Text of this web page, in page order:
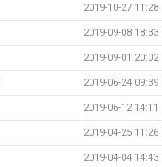
2019-10-27 11:28
2019-09-08 18:33
2019-09-01 20:02
2019-06-24 09:39
2019-06-12 14:11
2019-04-25 11:26
2019-04-04 14:43